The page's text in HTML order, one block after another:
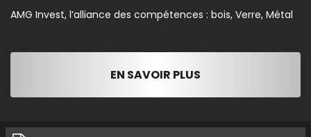
AMG Invest, l’alliance des compétences : bois, Verre, Métal
EN SAVOIR PLUS